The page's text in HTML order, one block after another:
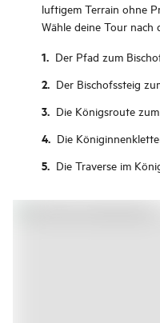
luftigem Terrain ohne
Wähle deine Tour nach
Der Pfad zum
Der Bischofssteig
Die Königsroute
Die
Die Traverse im